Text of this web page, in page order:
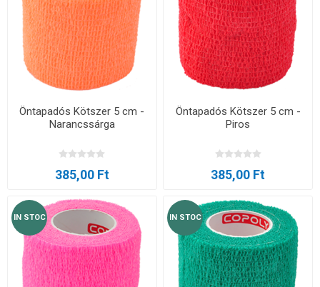
Öntapadós Kötszer 5 cm -
Narancssárga
385,00 Ft
Öntapadós Kötszer 5 cm -
Piros
385,00 Ft
IN STOC IN STOC